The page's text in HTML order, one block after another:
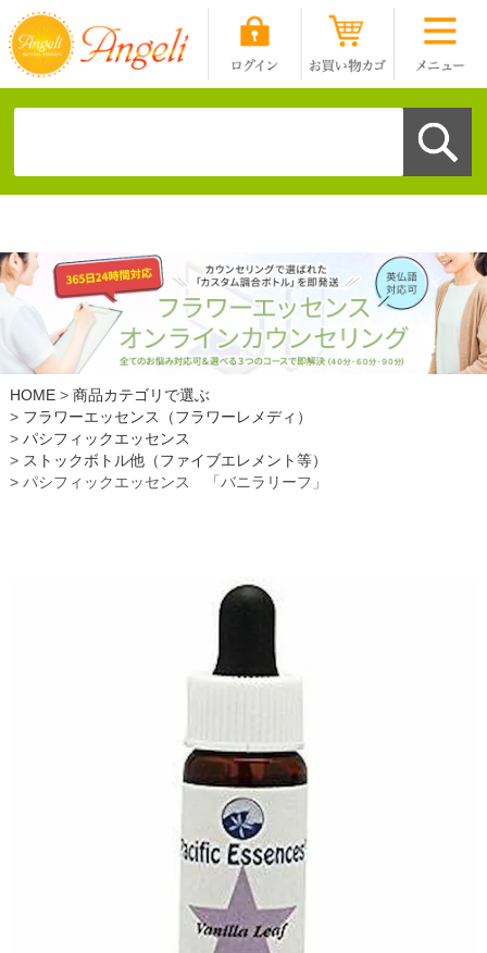
HOME
商品カテゴリで選ぶ
フラワーエッセンス（フラワーレメディ）
パシフィックエッセンス
ストックボトル他（ファイブエレメント等）
パシフィックエッセンス 「バニラリーフ」